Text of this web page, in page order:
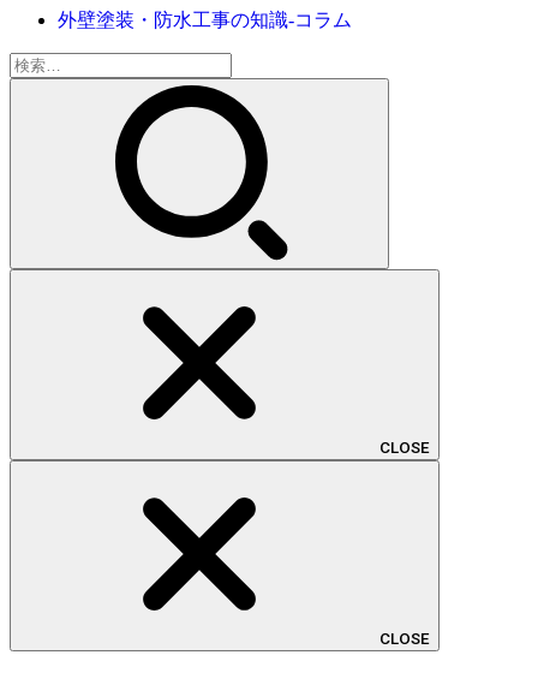
外壁塗装・防水工事の知識‐コラム
検
索:
CLOSE
CLOSE